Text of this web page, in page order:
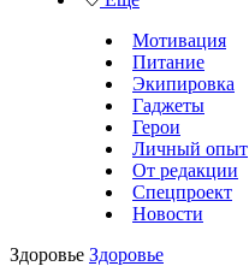
Мотивация
Питание
Экипировка
Гаджеты
Герои
Личный опыт
От редакции
Спецпроект
Новости
Здоровье Здоровье